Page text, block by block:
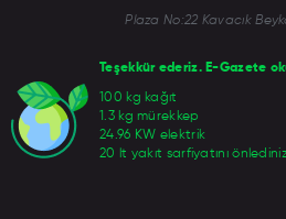
Teşekkür ederiz. E-Gazete
100 kg kağıt
1.3 kg mürekkep
24.96 KW elektrik
20 lt yakıt sarfiyatını
Plaza No:22 Kavacık